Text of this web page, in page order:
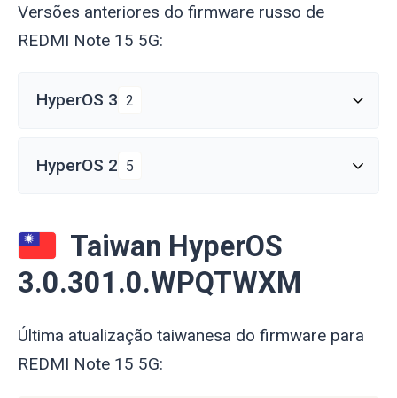
Versões anteriores do firmware russo de
REDMI Note 15 5G:
HyperOS 3 2
HyperOS 2 5
Taiwan HyperOS
3.0.301.0.WPQTWXM
Última atualização taiwanesa do firmware para
REDMI Note 15 5G: